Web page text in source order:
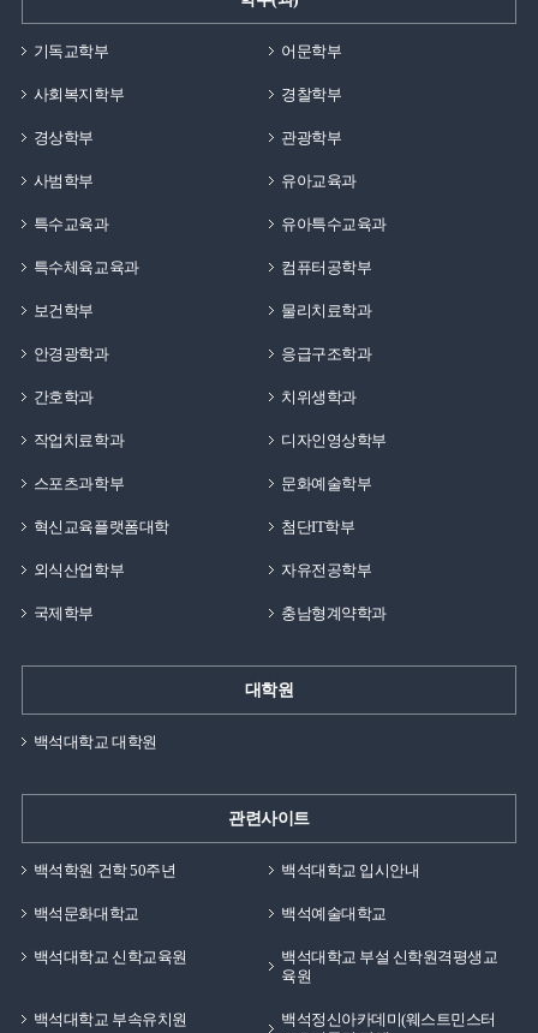
기독교학부 어문학부
사회복지학부 경찰학부
경상학부 관광학부
사범학부 유아교육과
특수교육과 유아특수교육과
특수체육교육과 컴퓨터공학부
보건학부 물리치료학과
안경광학과 응급구조학과
간호학과 치위생학과
작업치료학과 디자인영상학부
스포츠과학부 문화예술학부
혁신교육플랫폼대학 첨단IT학부
외식산업학부 자유전공학부
국제학부 충남형계약학과
대학원
백석대학교 대학원
관련사이트
백석학원 건학 50주년 백석대학교 입시안내
백석문화대학교 백석예술대학교
백석대학교 신학교육원
백석대학교 부설 신학원격평생교
육원
백석대학교 부속유치원
백석정신아카데미(웨스트민스터